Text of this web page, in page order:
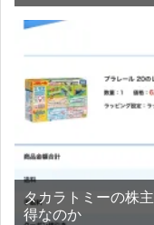
タカラトミーの株
得なのか